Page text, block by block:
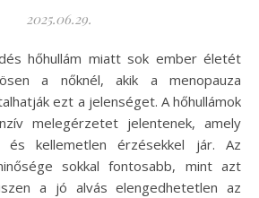
2025.06.29.
a nőknél, akik a menopauza
ezt a jelenséget. A hőhullámok
melegérzetet jelentenek, amely
és kellemetlen érzésekkel jár. Az
sokkal fontosabb, mint azt
a jó alvás elengedhetetlen az